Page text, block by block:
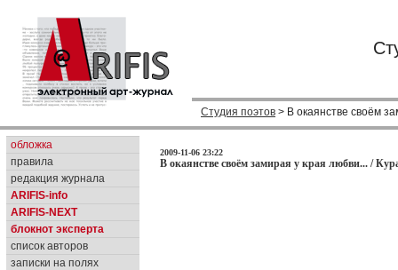
Студия поэтов > В окаянстве своём
обложка
правила
редакция журнала
ARIFIS-info
ARIFIS-NEXT
блокнот эксперта
список авторов
записки на полях
2009-11-06 23:22
В окаянстве своём замирая у края любви... /